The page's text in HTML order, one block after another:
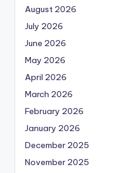
August 2026
July 2026
June 2026
May 2026
April 2026
March 2026
February 2026
January 2026
December 2025
November 2025